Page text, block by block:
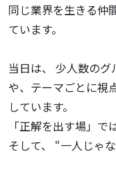
同じ業界を生きる仲
ています。
当日は、 少人数の
や、テーマごとに視
しています。
「正解を出す場」で
そして、 “一人じゃ